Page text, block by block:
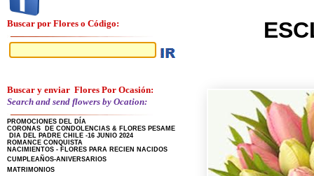
Buscar por Flores o Código:
Buscar y enviar Flores Por Ocasión:
Search and send flowers by Ocation:
PROMOCIONES DEL DÍA
CORONAS DE CONDOLENCIAS & FLORES PESAME
DIA DEL PADRE CHILE -16 JUNIO 2024
ROMANCE CONQUISTA
NACIMIENTOS - FLORES PARA RECIEN NACIDOS
CUMPLEAÑOS-ANIVERSARIOS
MATRIMONIOS